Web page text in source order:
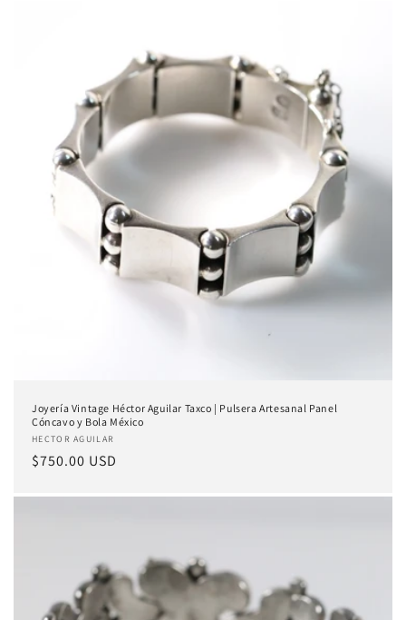
Joyería Vintage Héctor Aguilar Taxco | Pulsera Artesanal Panel
Cóncavo y Bola México
Proveedor:
HECTOR AGUILAR
Precio
$750.00 USD